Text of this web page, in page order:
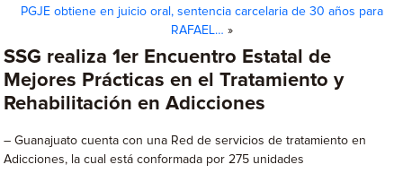
PGJE obtiene en juicio oral, sentencia carcelaria de 30 años para
RAFAEL… »
SSG realiza 1er Encuentro Estatal de
Mejores Prácticas en el Tratamiento y
Rehabilitación en Adicciones
– Guanajuato cuenta con una Red de servicios de tratamiento en
Adicciones, la cual está conformada por 275 unidades